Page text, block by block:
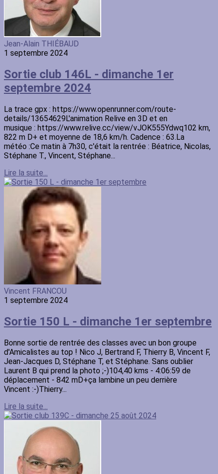
Jean-Alain THIÉBAUD
1 septembre 2024
Sortie club 146L - dimanche 1er
septembre 2024
La trace gpx : https://www.openrunner.com/route-
details/13654629L'animation Relive en 3D et en
musique : https://www.relive.cc/view/vJOK555Ydwq102 km,
822 m D+ et moyenne de 18,6 km/h. Cadence : 63.La
météo :Ce matin à 7h30, c'était la rentrée : Béatrice, Nicolas,
Stéphane T., Vincent, Stéphane...
Lire la suite...
Vincent FRANCOU
1 septembre 2024
Sortie 150 L - dimanche 1er septembre
Bonne sortie de rentrée des classes avec un bon groupe
d'Amicalistes au top ! Nico J, Bertrand F, Thierry B, Vincent F,
Jean-Jacques D, Stéphane T, et Stéphane. Sans oublier
Laurent B qui prend la photo ;-)104,40 kms - 4:06:59 de
déplacement - 842 mD+ça lambine un peu derrière
Vincent :-)Thierry...
Lire la suite...